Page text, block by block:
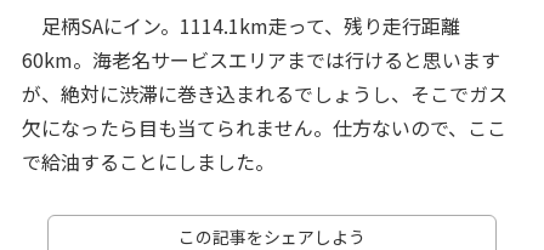
足柄SAにイン。1114.1km走って、残り走行距離
60km。海老名サービスエリアまでは行けると思います
が、絶対に渋滞に巻き込まれるでしょうし、そこでガス
欠になったら目も当てられません。仕方ないので、ここ
で給油することにしました。
この記事をシェアしよう